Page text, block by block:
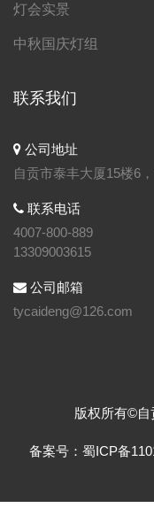
灯会实景
中秋国庆灯组
联系我们
公司地址
自贡市泰丰大厦15楼6
联系电话
4007-800-889
13309003615
公司邮箱
tycaideng@126.com
版权所有©自
备案号：蜀ICP备